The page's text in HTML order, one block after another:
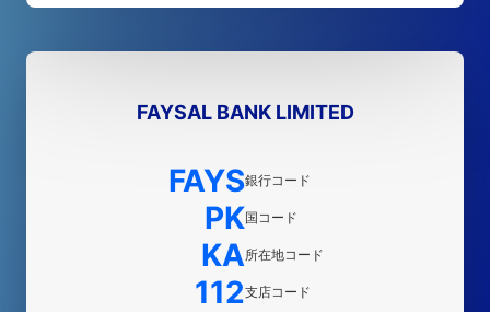
FAYSAL BANK LIMITED
FAYS銀行コード
PK国コード
KA所在地コード
112支店コード